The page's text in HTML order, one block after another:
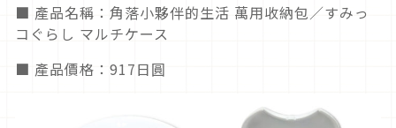
■ 產品名稱：角落小夥伴的生活 萬用收納包／すみっ
コぐらし マルチケース
■ 產品價格：917日圓